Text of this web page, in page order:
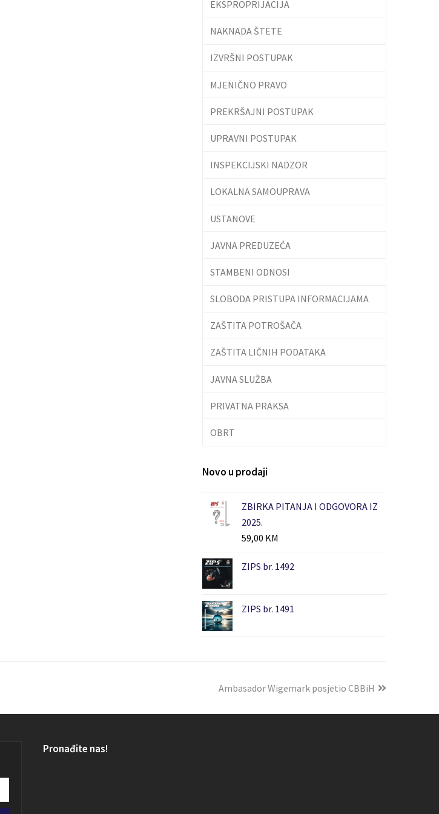
EKSPROPRIJACIJA
NAKNADA ŠTETE
IZVRŠNI POSTUPAK
MJENIČNO PRAVO
PREKRŠAJNI POSTUPAK
UPRAVNI POSTUPAK
INSPEKCIJSKI NADZOR
LOKALNA SAMOUPRAVA
USTANOVE
JAVNA PREDUZEĆA
STAMBENI ODNOSI
SLOBODA PRISTUPA INFORMACIJAMA
ZAŠTITA POTROŠAČA
ZAŠTITA LIČNIH PODATAKA
JAVNA SLUŽBA
PRIVATNA PRAKSA
OBRT
Novo u prodaji
ZBIRKA PITANJA I ODGOVORA IZ
2025.
59,00 KM
ZIPS br. 1492
ZIPS br. 1491
Ambasador Wigemark posjetio CBBiH
Pronađite nas!